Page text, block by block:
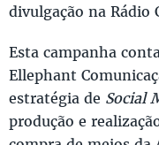
divulgação na Rádio
Esta campanha
Ellephant
estratégia de Social
produção e